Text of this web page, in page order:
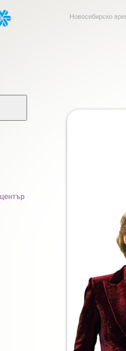
Новосибирско